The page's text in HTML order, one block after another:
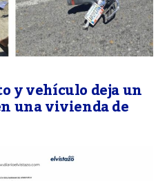
y vehículo deja un
una vivienda de